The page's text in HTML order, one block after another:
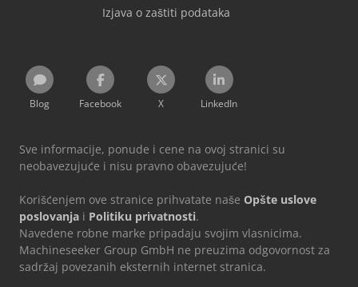
Izjava o zaštiti podataka
Blog Facebook X LinkedIn
Sve informacije, ponude i cene na ovoj stranici su
neobavezujuće i nisu pravno obavezujuće!
Korišćenjem ove stranice prihvatate naše Opšte uslove
poslovanja i Politiku privatnosti.
Navedene robne marke pripadaju svojim vlasnicima.
Machineseeker Group GmbH ne preuzima odgovornost za
sadržaj povezanih eksternih internet stranica.